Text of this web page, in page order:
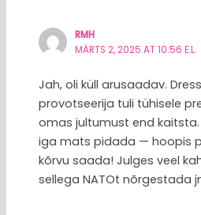
RMH
MÄRTS 2, 2025 AT 10:56 E.L.
Jah, oli küll arusaadav.
provotseerija tuli tühisele
omas jultumust end kaitsta.
iga mats pidada — hoopis
kõrvu saada! Julges veel
sellega NATOt nõrgestada